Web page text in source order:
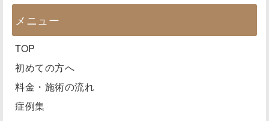
メニュー
TOP
初めての方へ
料金・施術の流れ
症例集